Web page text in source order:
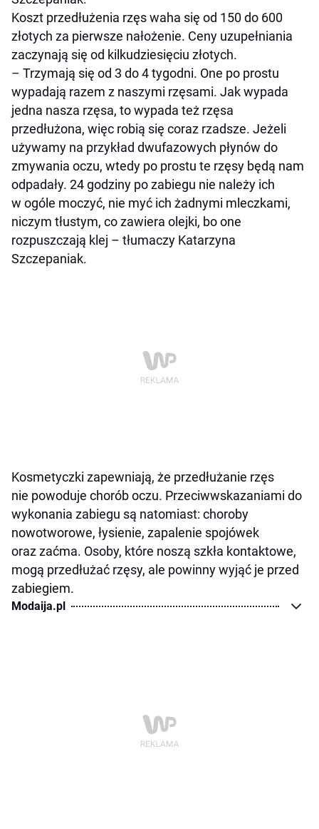
Koszt przedłużenia rzęs waha się od 150 do 600
złotych za pierwsze nałożenie. Ceny uzupełniania
zaczynają się od kilkudziesięciu złotych.
– Trzymają się od 3 do 4 tygodni. One po prostu
wypadają razem z naszymi rzęsami. Jak wypada
jedna nasza rzęsa, to wypada też rzęsa
przedłużona, więc robią się coraz rzadsze. Jeżeli
używamy na przykład dwufazowych płynów do
zmywania oczu, wtedy po prostu te rzęsy będą nam
odpadały. 24 godziny po zabiegu nie należy ich
w ogóle moczyć, nie myć ich żadnymi mleczkami,
niczym tłustym, co zawiera olejki, bo one
rozpuszczają klej – tłumaczy Katarzyna
Szczepaniak.
Kosmetyczki zapewniają, że przedłużanie rzęs
nie powoduje chorób oczu. Przeciwwskazaniami do
wykonania zabiegu są natomiast: choroby
nowotworowe, łysienie, zapalenie spojówek
oraz zaćma. Osoby, które noszą szkła kontaktowe,
mogą przedłużać rzęsy, ale powinny wyjąć je przed
zabiegiem.
Modaija.pl